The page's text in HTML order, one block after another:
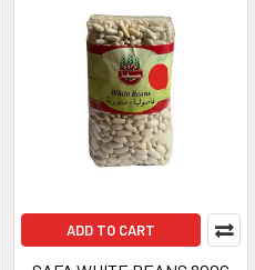
ADD TO CART